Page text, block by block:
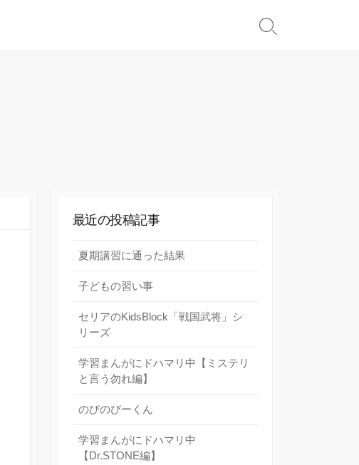
検
最近の投稿記事
夏期講習に通った結果
子どもの習い事
セリアのKidsBlock「戦国武将」シ
リーズ
学習まんがにドハマリ中【ミステリ
と言う勿れ編】
のびのびーくん
学習まんがにドハマリ中
【Dr.STONE編】